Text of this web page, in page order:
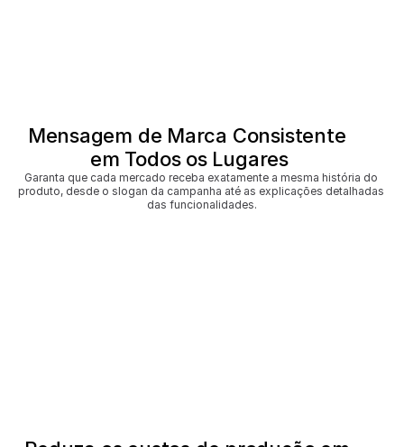
Mensagem de Marca Consistente
em Todos os Lugares
Garanta que cada mercado receba exatamente a mesma história do
produto, desde o slogan da campanha até as explicações detalhadas
das funcionalidades.